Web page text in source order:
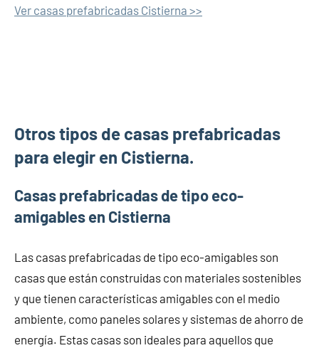
Ver casas prefabricadas Cistierna >>
Otros tipos de casas prefabricadas
para elegir en Cistierna.
Casas prefabricadas de tipo eco-
amigables en Cistierna
Las casas prefabricadas de tipo eco-amigables son
casas que están construidas con materiales sostenibles
y que tienen características amigables con el medio
ambiente, como paneles solares y sistemas de ahorro de
energía. Estas casas son ideales para aquellos que